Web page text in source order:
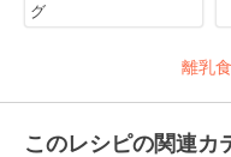
グ
離乳
このレシピの関連カ